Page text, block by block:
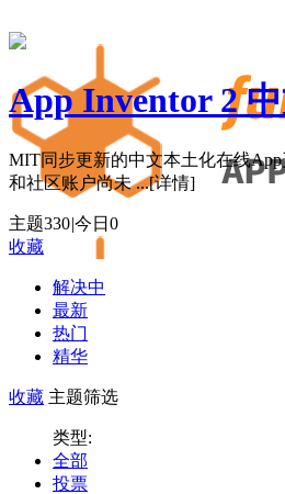
App Inventor 2
MIT同步更新的中文本土化在线
和社区账户尚未 ...[详情]
主题330|今日 0
收藏
解决中
最新
热门
精华
收藏 主题筛选
类型:
全部
投票